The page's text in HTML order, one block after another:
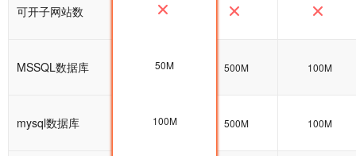
可开子网站数
MSSQL数据库 100M 500M 100M
mysql数据库 100M 500M 100M
50M
100M